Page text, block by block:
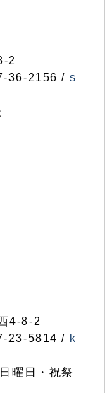
2
36-2156 / s
4-8-2
23-5814 / k
曜日・祝祭